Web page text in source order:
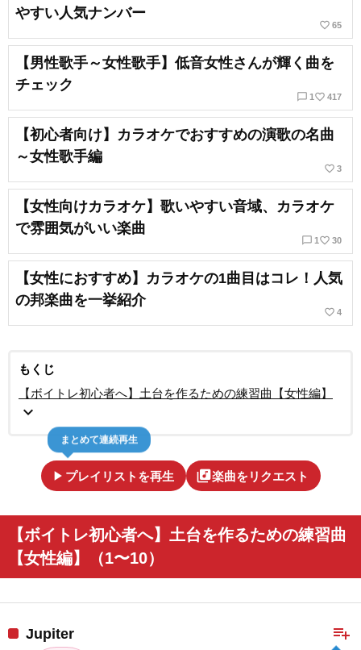
やすい人気ナンバー
favorite_border 65
【男性歌手～女性歌手】低音女性さんが輝く曲を
チェック
chat_bubble_outline 1 favorite_border 417
【初心者向け】カラオケでおすすめの演歌の名曲
～女性歌手編
favorite_border 3
【女性向けカラオケ】歌いやすい音域、カラオケ
で雰囲気がいい楽曲
chat_bubble_outline 1 favorite_border 30
【女性におすすめ】カラオケの1曲目はコレ！人気
の邦楽曲を一挙紹介
favorite_border 4
もくじ
【ボイトレ初心者へ】土台を作るための練習曲【女性編】
expand_more
play_arrow プレイリストを再生
まとめて連続再生
library_music楽曲をリクエスト
【ボイトレ初心者へ】土台を作るための練習曲
【女性編】（1〜10）
playlist_add
Jupiter